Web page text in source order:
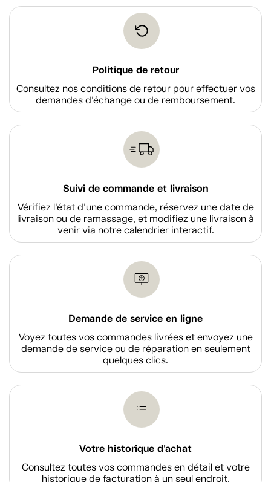
Politique de retour
Consultez nos conditions de retour pour effectuer vos
demandes d'échange ou de remboursement.
Suivi de commande et livraison
Vérifiez l'état d'une commande, réservez une date de
livraison ou de ramassage, et modifiez une livraison à
venir via notre calendrier interactif.
Demande de service en ligne
Voyez toutes vos commandes livrées et envoyez une
demande de service ou de réparation en seulement
quelques clics.
Votre historique d'achat
Consultez toutes vos commandes en détail et votre
historique de facturation à un seul endroit.